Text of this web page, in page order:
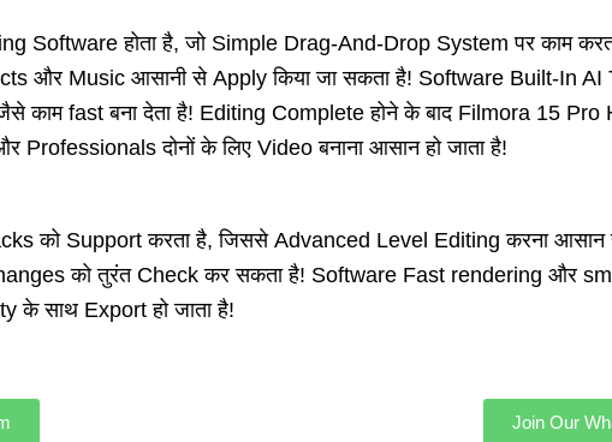
Software होता है, जो Simple Drag-And-Drop System पर काम
और Music आसानी से Apply किया जा सकता है! Software Built-In AI
fast बना देता है! Editing Complete होने के बाद Filmora 15
दोनों के लिए Video बनाना आसान हो जाता है!
को Support करता है, जिससे Advanced Level Editing करना आसान
को तुरंत Check कर सकता है! Software Fast rendering और
के साथ Export हो जाता है!
Join Our